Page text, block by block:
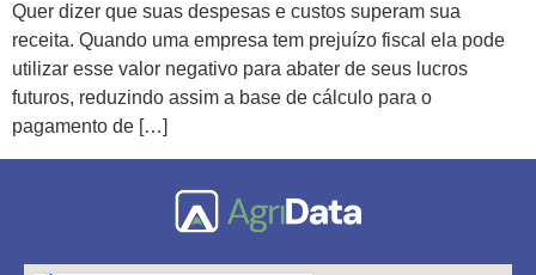
Quer dizer que suas despesas e custos superam sua
receita. Quando uma empresa tem prejuízo fiscal ela pode
utilizar esse valor negativo para abater de seus lucros
futuros, reduzindo assim a base de cálculo para o
pagamento de […]